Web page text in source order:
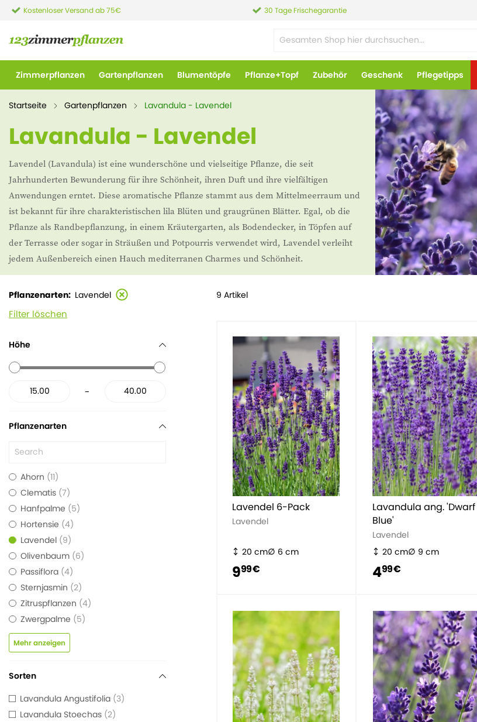
Kostenloser Versand ab 75€ 30 Tage Frischegarantie
Zimmerpflanzen Gartenpflanzen Blumentöpfe Pflanze+Topf Zubehör Geschenk Pflegetipps
Startseite Gartenpflanzen Lavandula - Lavendel
Lavandula - Lavendel
Lavendel (Lavandula) ist eine wunderschöne und vielseitige Pflanze, die seit
Jahrhunderten Bewunderung für ihre Schönheit, ihren Duft und ihre vielfältigen
Anwendungen erntet. Diese aromatische Pflanze stammt aus dem Mittelmeerraum und
ist bekannt für ihre charakteristischen lila Blüten und graugrünen Blätter. Egal, ob die
Pflanze als Randbepflanzung, in einem Kräutergarten, als Bodendecker, in Töpfen auf
der Terrasse oder sogar in Sträußen und Potpourris verwendet wird, Lavendel verleiht
jedem Außenbereich einen Hauch mediterranen Charmes und Schönheit.
9 Artikel
Lavendel 6-Pack
Lavendel
20 cm 6 cm
999 €
Lavandula ang. 'Dwarf
Blue'
Lavendel
20 cm
9 cm
499 €
Pflanzenarten Lavendel
Filter löschen
Höhe
-
Pflanzenarten
Ahorn 11
Clematis 7
Hanfpalme 5
Hortensie 4
Lavendel 9
Olivenbaum 6
Passiflora 4
Sternjasmin 2
Zitruspflanzen 4
Zwergpalme 5
Mehr anzeigen
Sorten
Lavandula Angustifolia 3
Lavandula Stoechas 2